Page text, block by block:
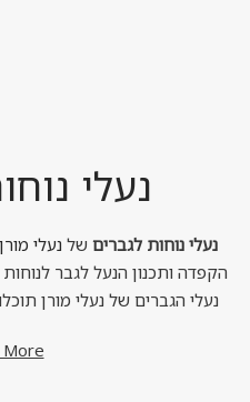
נעלי
נעלי נוחות לגברים של נעלי מורן
הקפדה ותכנון הנעל לגבר
נעלי הגברים של נעלי מורן
לגברים. מבחר נעליים לגברים
More